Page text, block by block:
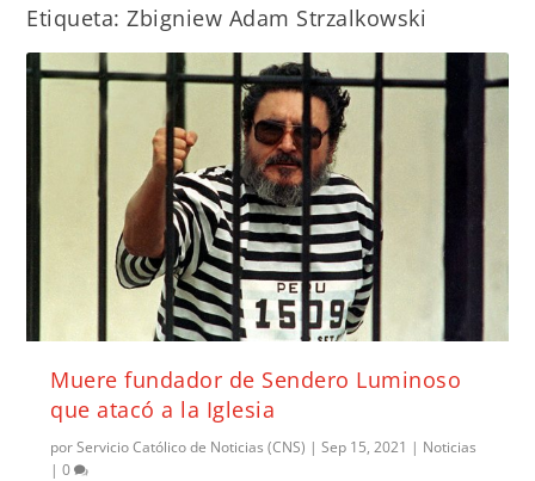
Etiqueta: Zbigniew Adam Strzalkowski
Muere fundador de Sendero Luminoso
que atacó a la Iglesia
porServicio Católico de Noticias (CNS) |Sep 15, 2021 | Noticias
|0